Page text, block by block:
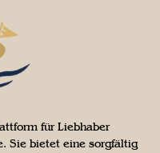
für Liebhaber
Sie bietet eine sorgfältig